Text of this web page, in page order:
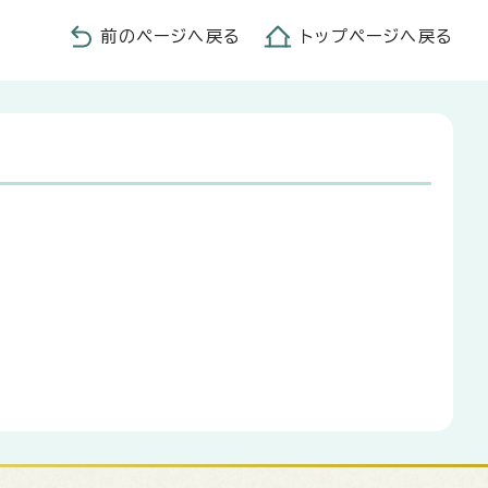
前のページへ戻る トップページへ戻る